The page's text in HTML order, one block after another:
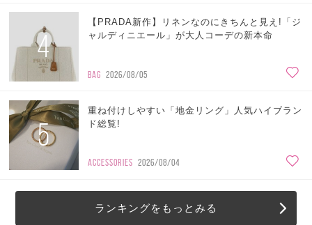
4
【PRADA新作】リネンなのにきちんと見え!「ジ
ャルディニエール」が大人コーデの新本命
BAG 2026/08/05
5
重ね付けしやすい「地金リング」人気ハイブラン
ド総覧!
ACCESSORIES 2026/08/04
ランキングをもっとみる